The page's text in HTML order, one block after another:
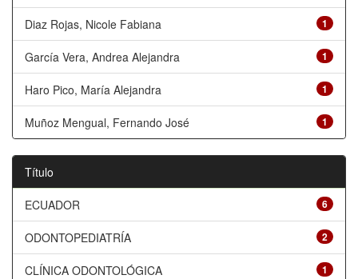
1
Diaz Rojas, Nicole Fabiana
1
García Vera, Andrea Alejandra
1
Haro Pico, María Alejandra
1
Muñoz Mengual, Fernando José
Título
6
ECUADOR
2
ODONTOPEDIATRÍA
1
CLÍNICA ODONTOLÓGICA